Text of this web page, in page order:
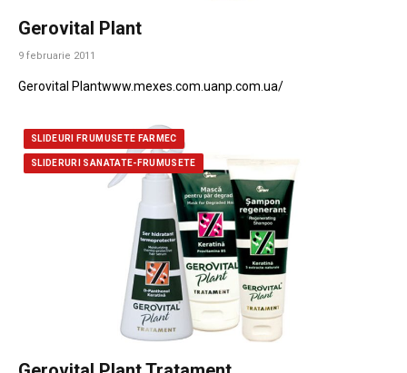
Gerovital Plant
9 februarie 2011
Gerovital Plantwww.mexes.com.uanp.com.ua/
SLIDEURI FRUMUSETE FARMEC
SLIDERURI SANATATE-FRUMUSETE